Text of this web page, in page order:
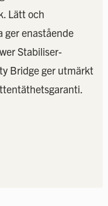
Lätt och
ger enastående
Stabiliser-
Bridge ger utmärkt